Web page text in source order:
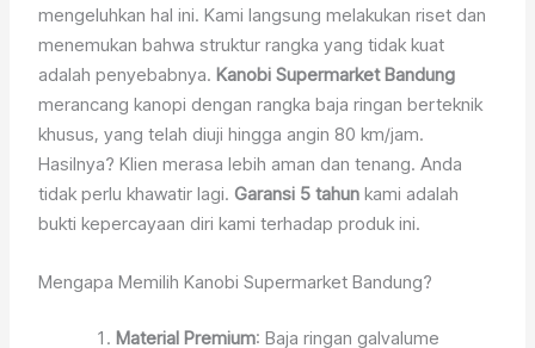
mengeluhkan hal ini. Kami langsung melakukan riset dan
menemukan bahwa struktur rangka yang tidak kuat
adalah penyebabnya.Kanobi Supermarket Bandung
merancang kanopi dengan rangka baja ringan berteknik
khusus, yang telah diuji hingga angin 80 km/jam.
Hasilnya? Klien merasa lebih aman dan tenang. Anda
tidak perlu khawatir lagi.Garansi 5 tahun kami adalah
bukti kepercayaan diri kami terhadap produk ini.
Mengapa Memilih Kanobi Supermarket Bandung?
Material Premium: Baja ringan galvalume